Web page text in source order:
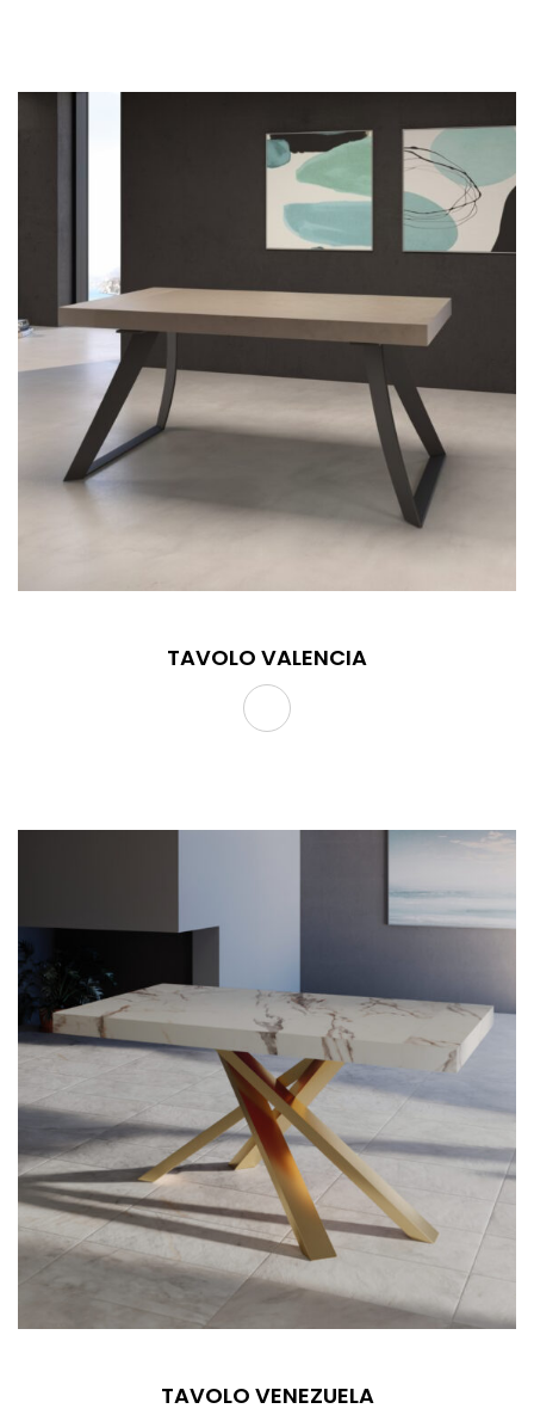
TAVOLO VALENCIA
TAVOLO VENEZUELA